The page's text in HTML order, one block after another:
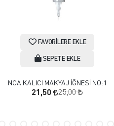
FAVORILERE EKLE
SEPETE EKLE
NOA KALICI MAKYAJ İĞNESİ NO:1
21,50 25,00